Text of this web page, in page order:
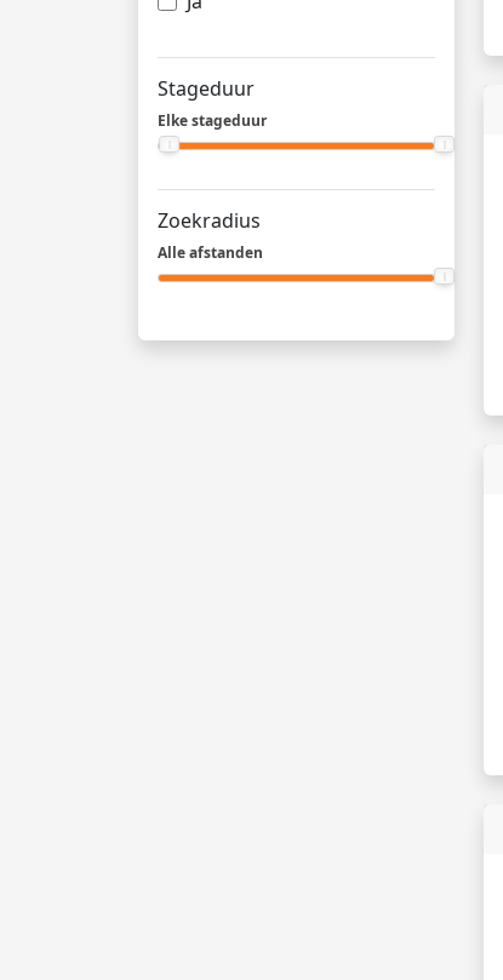
Stageduur
Elke stageduur
Zoekradius
Alle afstanden